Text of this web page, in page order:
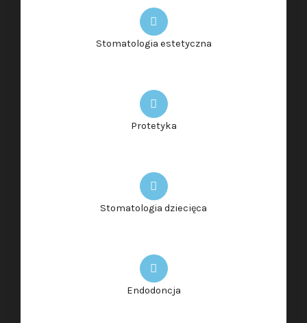
Stomatologia estetyczna
Protetyka
Stomatologia dziecięca
Endodoncja